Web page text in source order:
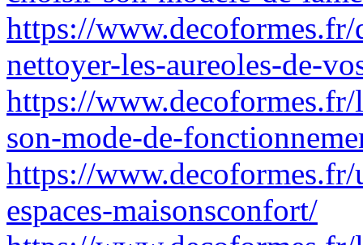
https://
nettoyer-les-aureoles-de-
https://
son-mode-de-
https://
espaces-maisonsconfort/